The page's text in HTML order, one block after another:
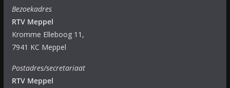
Bezoekadres
RTV Meppel
Kromme Elleboog 11,
7941 KC Meppel
Postadres/secretariaat
RTV Meppel